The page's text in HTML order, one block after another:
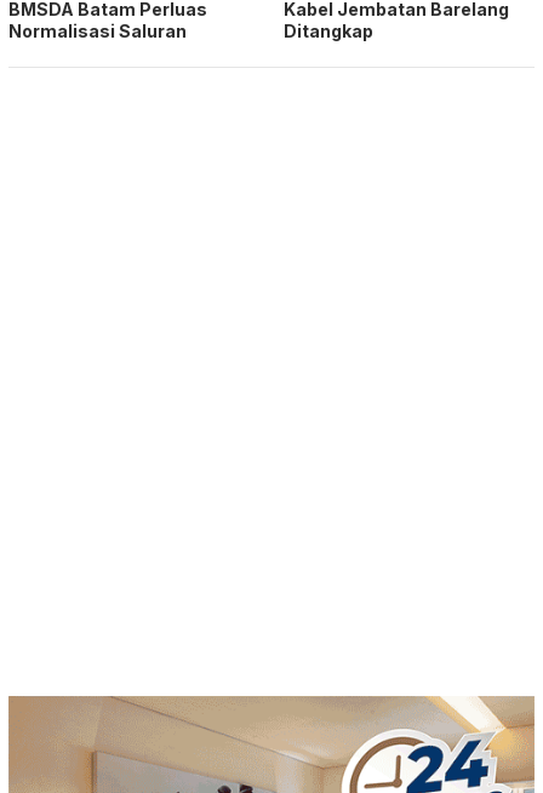
BMSDA Batam Perluas
Normalisasi Saluran
Kabel Jembatan Barelang
Ditangkap